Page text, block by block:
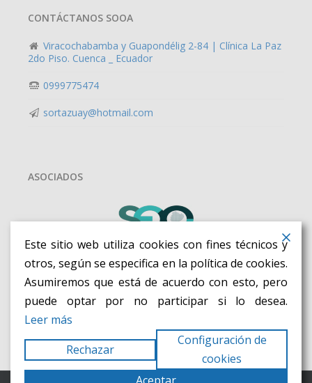
CONTÁCTANOS SOOA
Viracochabamba y Guapondélig 2-84 | Clínica La Paz
2do Piso. Cuenca _ Ecuador
0999775474
sortazuay@hotmail.com
ASOCIADOS
Este sitio web utiliza cookies con fines técnicos y
otros, según se especifica en la política de cookies.
Asumiremos que está de acuerdo con esto, pero
puede optar por no participar si lo desea.
Leer más
Rechazar
Configuración de
cookies